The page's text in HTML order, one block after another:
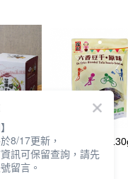
福記六香豆干
味
8/17更新，
訊可保留查詢，請先
留言。